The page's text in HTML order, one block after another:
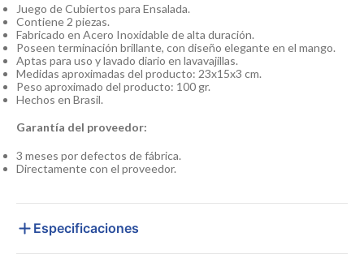
Juego de Cubiertos para Ensalada.
Contiene 2 piezas.
Fabricado en Acero Inoxidable de alta duración.
Poseen terminación brillante, con diseño elegante en el mango.
Aptas para uso y lavado diario en lavavajillas.
Medidas aproximadas del producto: 23x15x3 cm.
Peso aproximado del producto: 100 gr.
Hechos en Brasil.
Garantía del proveedor:
3 meses por defectos de fábrica.
Directamente con el proveedor.
Especificaciones